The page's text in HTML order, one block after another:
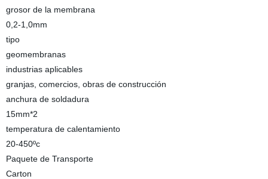
grosor de la membrana
0,2-1,0mm
tipo
geomembranas
industrias aplicables
granjas, comercios, obras de construcción
anchura de soldadura
15mm*2
temperatura de calentamiento
20-450ºc
Paquete de Transporte
Carton